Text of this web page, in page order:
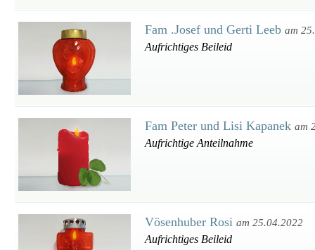
Fam .Josef und Gerti Leeb am
Aufrichtiges Beileid
Fam Peter und Lisi Kapanek am
Aufrichtige Anteilnahme
Vösenhuber Rosi am 25.04.2022
Aufrichtiges Beileid